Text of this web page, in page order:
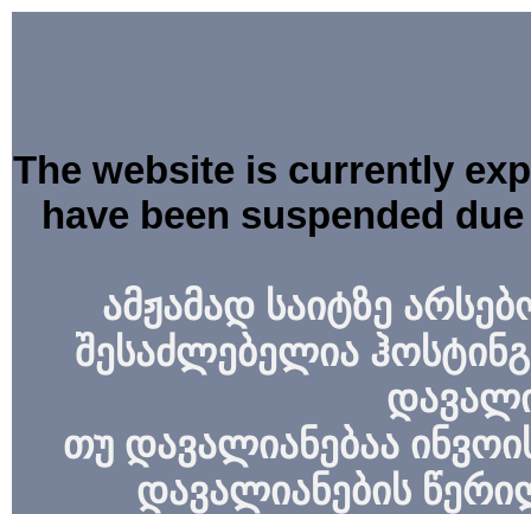
The website is currently
have been suspended
ამჟამად საიტზე
შესაძლებელია
თუ დავალიანებაა
დავალიანების